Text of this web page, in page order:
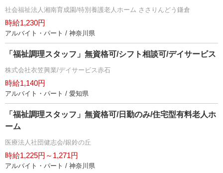
社会福祉法人湘南育成園/特別養護老人ホーム ささりんどう鎌倉
時給1,230円
アルバイト・パート / 神奈川県
「福祉調理スタッフ」無資格可/シフト相談可/デイサービス
株式会社衣笠興業/デイサービス赤石
時給1,140円
アルバイト・パート / 愛知県
「福祉調理スタッフ」無資格可/日勤のみ/住宅型有料老人ホ
ーム
医療法人社団健志会/銀鈴の丘
時給1,225円～1,271円
アルバイト・パート / 神奈川県